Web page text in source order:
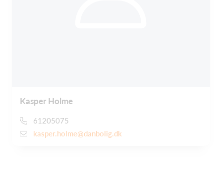
Kasper Holme
61205075
kasper.holme@danbolig.dk